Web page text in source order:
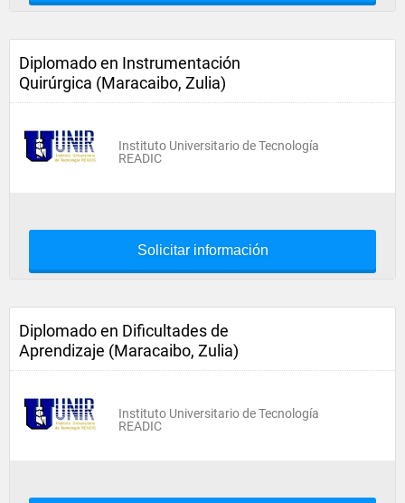
Diplomado en Instrumentación
Quirúrgica (Maracaibo, Zulia)
Instituto Universitario de Tecnología
READIC
Solicitar información
Diplomado en Dificultades de
Aprendizaje (Maracaibo, Zulia)
Instituto Universitario de Tecnología
READIC